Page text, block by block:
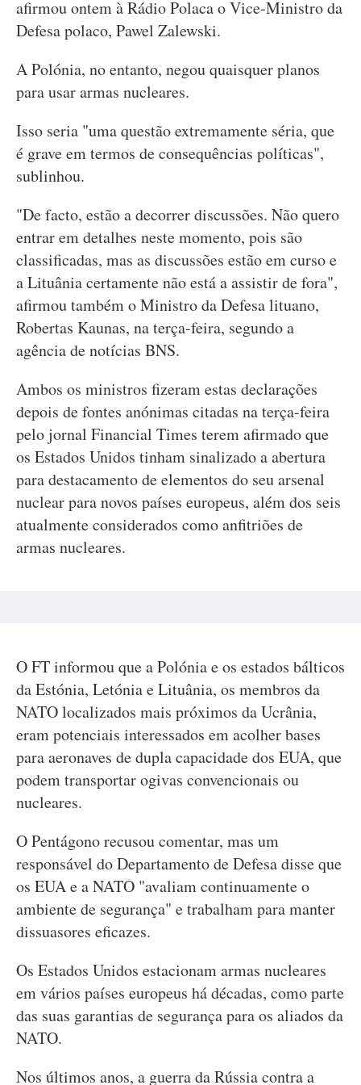
afirmou ontem à Rádio Polaca o Vice-Ministro da
Defesa polaco, Pawel Zalewski.
A Polónia, no entanto, negou quaisquer planos
para usar armas nucleares.
Isso seria "uma questão extremamente séria, que
é grave em termos de consequências políticas",
sublinhou.
"De facto, estão a decorrer discussões. Não quero
entrar em detalhes neste momento, pois são
classificadas, mas as discussões estão em curso e
a Lituânia certamente não está a assistir de fora",
afirmou também o Ministro da Defesa lituano,
Robertas Kaunas, na terça-feira, segundo a
agência de notícias BNS.
Ambos os ministros fizeram estas declarações
depois de fontes anónimas citadas na terça-feira
pelo jornal Financial Times terem afirmado que
os Estados Unidos tinham sinalizado a abertura
para destacamento de elementos do seu arsenal
nuclear para novos países europeus, além dos seis
atualmente considerados como anfitriões de
armas nucleares.
O FT informou que a Polónia e os estados bálticos
da Estónia, Letónia e Lituânia, os membros da
NATO localizados mais próximos da Ucrânia,
eram potenciais interessados em acolher bases
para aeronaves de dupla capacidade dos EUA, que
podem transportar ogivas convencionais ou
nucleares.
O Pentágono recusou comentar, mas um
responsável do Departamento de Defesa disse que
os EUA e a NATO "avaliam continuamente o
ambiente de segurança" e trabalham para manter
dissuasores eficazes.
Os Estados Unidos estacionam armas nucleares
em vários países europeus há décadas, como parte
das suas garantias de segurança para os aliados da
NATO.
Nos últimos anos, a guerra da Rússia contra a